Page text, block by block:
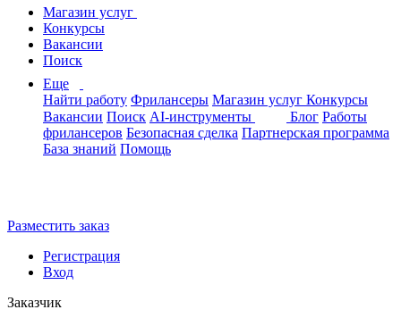
Магазин услуг
Конкурсы
Вакансии
Поиск
Еще
Найти работу Фрилансеры Магазин услуг Конкурсы
Вакансии Поиск AI-инструменты Блог Работы
фрилансеров Безопасная сделка Партнерская программа
База знаний Помощь
Разместить заказ
Регистрация
Вход
Заказчик